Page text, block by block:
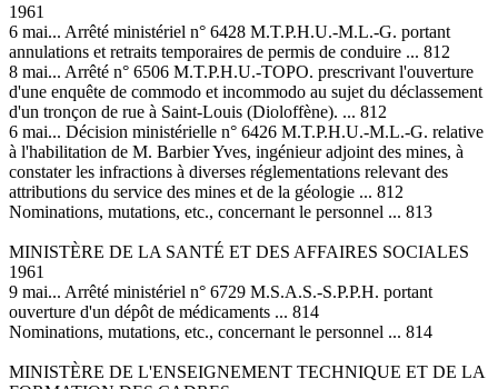
1961
6 mai... Arrêté ministériel n° 6428 M.T.P.H.U.-M.L.-G. portant
annulations et retraits temporaires de permis de conduire ... 812
8 mai... Arrêté n° 6506 M.T.P.H.U.-TOPO. prescrivant l'ouverture
d'une enquête de commodo et incommodo au sujet du déclassement
d'un tronçon de rue à Saint-Louis (Dioloffène). ... 812
6 mai... Décision ministérielle n° 6426 M.T.P.H.U.-M.L.-G. relative
à l'habilitation de M. Barbier Yves, ingénieur adjoint des mines, à
constater les infractions à diverses réglementations relevant des
attributions du service des mines et de la géologie ... 812
Nominations, mutations, etc., concernant le personnel ... 813
MINISTÈRE DE LA SANTÉ ET DES AFFAIRES SOCIALES
1961
9 mai... Arrêté ministériel n° 6729 M.S.A.S.-S.P.P.H. portant
ouverture d'un dépôt de médicaments ... 814
Nominations, mutations, etc., concernant le personnel ... 814
MINISTÈRE DE L'ENSEIGNEMENT TECHNIQUE ET DE LA